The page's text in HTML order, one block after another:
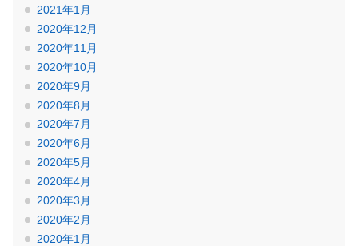
2021年1月
2020年12月
2020年11月
2020年10月
2020年9月
2020年8月
2020年7月
2020年6月
2020年5月
2020年4月
2020年3月
2020年2月
2020年1月